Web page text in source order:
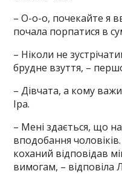
– О-о-о, почекайте я
почала порпатися в
– Ніколи не
брудне взуття, –
– Дівчата, а кому
Іра.
– Мені здається, що
вподобання
коханий відповідав
вимогам, – відповіла